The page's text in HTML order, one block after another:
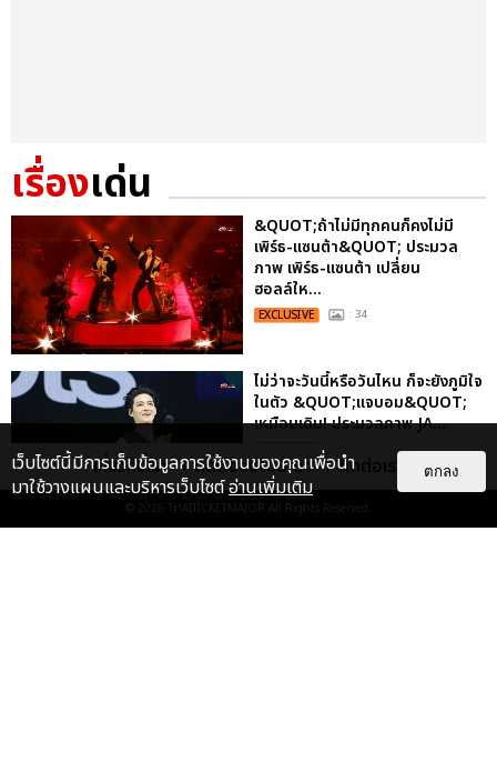
เรื่องเด่น
&QUOT;ถ้าไม่มีทุกคนก็คงไม่มี
เพิร์ธ-แซนต้า&QUOT; ประมวล
ภาพ เพิร์ธ-แซนต้า เปลี่ยน
ฮอลล์ให...
EXCLUSIVE : 34
ไม่ว่าจะวันนี้หรือวันไหน ก็จะยังภูมิใจ
ในตัว &QUOT;แจบอม&QUOT;
เหมือนเดิม! ประมวลภาพ JA...
เกี่ยวกับเรา ติดต่อลงโฆษณา ติดต่อเรา
© 2026 THAITICKETMAJOR All Rights Reserved.
เว็บไซต์นี้มีการเก็บข้อมูลการใช้งานของคุณเพื่อนำ
มาใช้วางแผนและบริหารเว็บไซต์อ่านเพิ่มเติม
ตกลง